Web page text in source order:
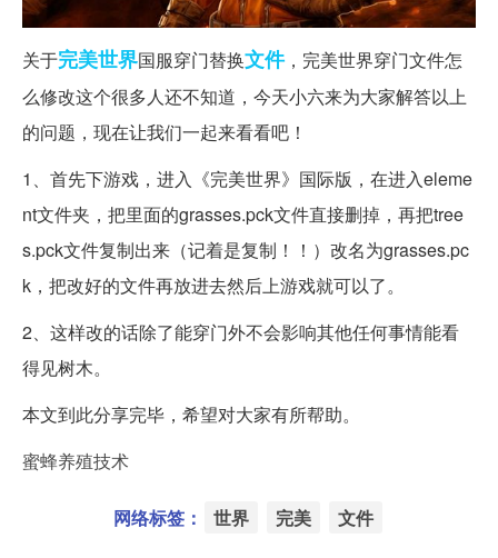
关于完美世界国服穿门替换文件，完美世界穿门文件怎
么修改这个很多人还不知道，今天小六来为大家解答以上
的问题，现在让我们一起来看看吧！
1、首先下游戏，进入《完美世界》国际版，在进入eleme
nt文件夹，把里面的grasses.pck文件直接删掉，再把tree
s.pck文件复制出来（记着是复制！！）改名为grasses.pc
k，把改好的文件再放进去然后上游戏就可以了。
2、这样改的话除了能穿门外不会影响其他任何事情能看
得见树木。
本文到此分享完毕，希望对大家有所帮助。
蜜蜂养殖技术
网络标签： 世界 完美 文件